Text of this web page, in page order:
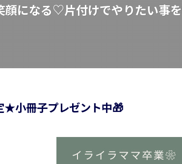
顔になる♡片付けでやりたい事
★小冊子プレゼント中🎁